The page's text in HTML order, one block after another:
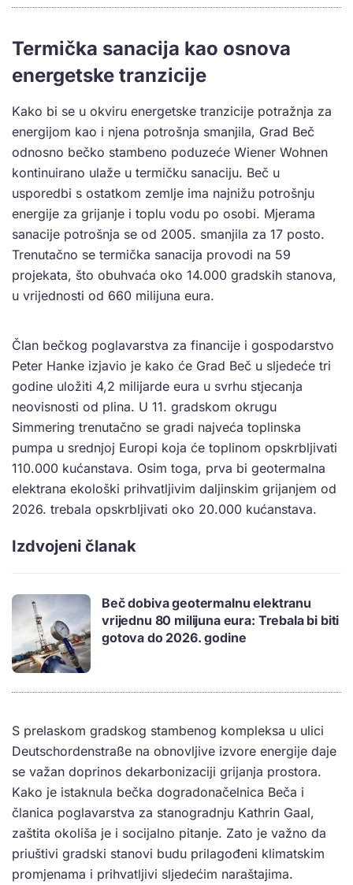
Termička sanacija kao osnova
energetske tranzicije
Kako bi se u okviru energetske tranzicije potražnja za
energijom kao i njena potrošnja smanjila, Grad Beč
odnosno bečko stambeno poduzeće Wiener Wohnen
kontinuirano ulaže u termičku sanaciju. Beč u
usporedbi s ostatkom zemlje ima najnižu potrošnju
energije za grijanje i toplu vodu po osobi. Mjerama
sanacije potrošnja se od 2005. smanjila za 17 posto.
Trenutačno se termička sanacija provodi na 59
projekata, što obuhvaća oko 14.000 gradskih stanova,
u vrijednosti od 660 milijuna eura.
Član bečkog poglavarstva za financije i gospodarstvo
Peter Hanke izjavio je kako će Grad Beč u sljedeće tri
godine uložiti 4,2 milijarde eura u svrhu stjecanja
neovisnosti od plina. U 11. gradskom okrugu
Simmering trenutačno se gradi najveća toplinska
pumpa u srednjoj Europi koja će toplinom opskrbljivati
110.000 kućanstava. Osim toga, prva bi geotermalna
elektrana ekološki prihvatljivim daljinskim grijanjem od
2026. trebala opskrbljivati oko 20.000 kućanstava.
Izdvojeni članak
Beč dobiva geotermalnu elektranu
vrijednu 80 milijuna eura: Trebala bi biti
gotova do 2026. godine
S prelaskom gradskog stambenog kompleksa u ulici
Deutschordenstraße na obnovljive izvore energije daje
se važan doprinos dekarbonizaciji grijanja prostora.
Kako je istaknula bečka dogradonačelnica Beča i
članica poglavarstva za stanogradnju Kathrin Gaal,
zaštita okoliša je i socijalno pitanje. Zato je važno da
priuštivi gradski stanovi budu prilagođeni klimatskim
promjenama i prihvatljivi sljedećim naraštajima.